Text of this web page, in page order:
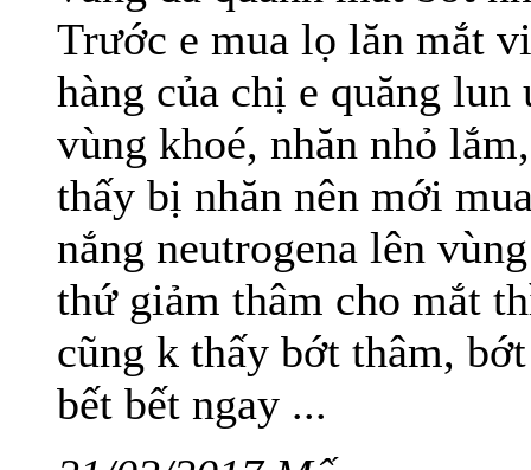
Trước e mua lọ lăn mắt
hàng của chị e quăng
vùng khoé, nhăn nhỏ
thấy bị nhăn nên mới
nắng neutrogena lên
thứ giảm thâm cho mắt
cũng k thấy bớt thâm,
bết bết ngay ...